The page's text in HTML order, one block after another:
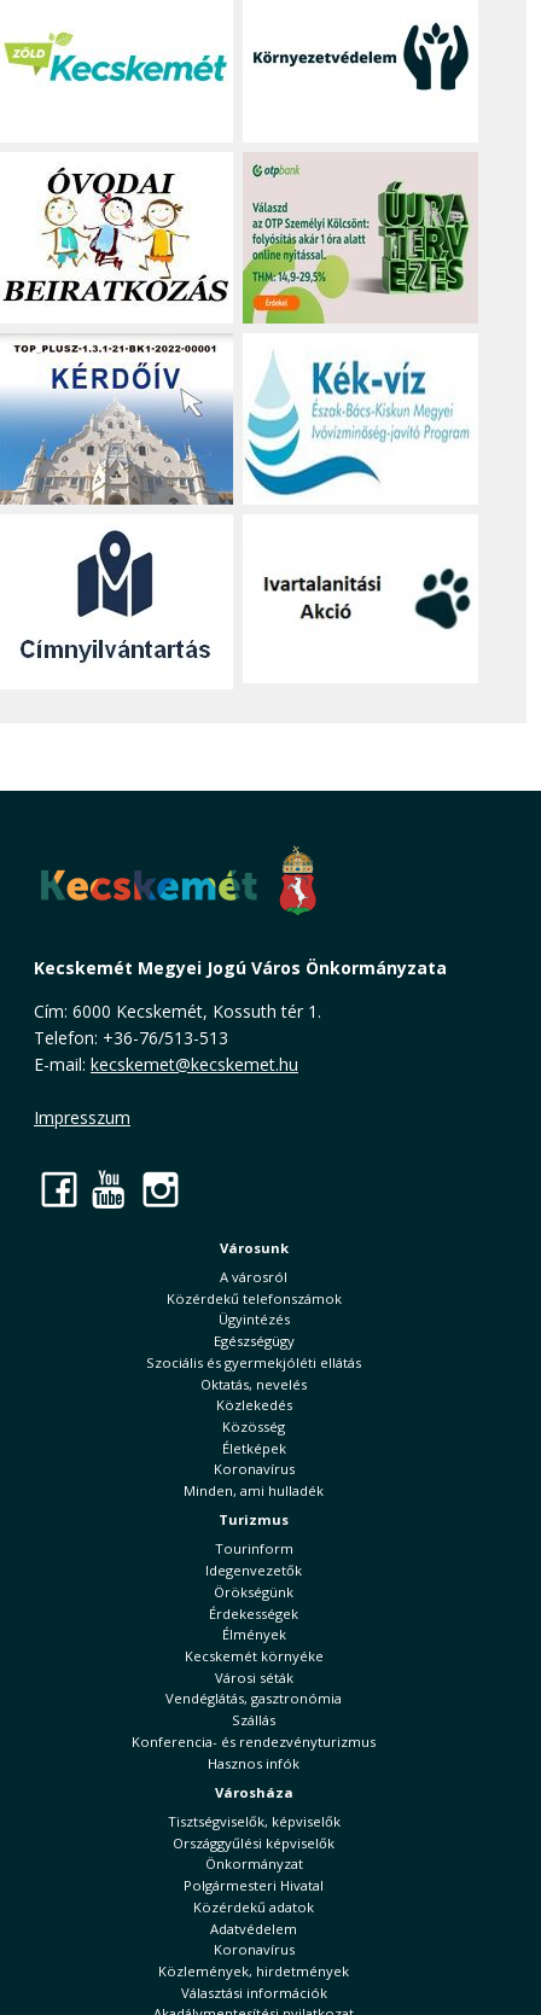
Kecskemét Megyei Jogú Város Önkormányzata
Cím: 6000 Kecskemét, Kossuth tér 1.
Telefon: +36-76/513-513
E-mail: kecskemet@kecskemet.hu
Impresszum
Facebook
YouTube
Városunk
A városról
Közérdekű telefonszámok
Ügyintézés
Egészségügy
Szociális és gyermekjóléti ellátás
Oktatás, nevelés
Közlekedés
Közösség
Életképek
Koronavírus
Minden, ami hulladék
Turizmus
Tourinform
Idegenvezetők
Örökségünk
Érdekességek
Élmények
Kecskemét környéke
Városi séták
Vendéglátás, gasztronómia
Szállás
Konferencia- és rendezvényturizmus
Hasznos infók
Városháza
Tisztségviselők, képviselők
Országgyűlési képviselők
Önkormányzat
Polgármesteri Hivatal
Közérdekű adatok
Adatvédelem
Koronavírus
Közlemények, hirdetmények
Választási információk